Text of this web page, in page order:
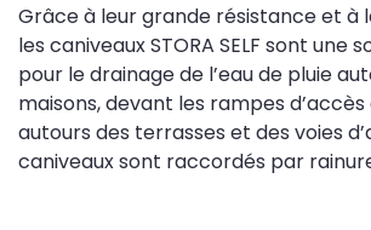
Grâce à leur grande résistance et à
les caniveaux STORA SELF sont une
pour le drainage de l’eau de pluie
maisons, devant les rampes d’accès
autours des terrasses et des voies
caniveaux sont raccordés par